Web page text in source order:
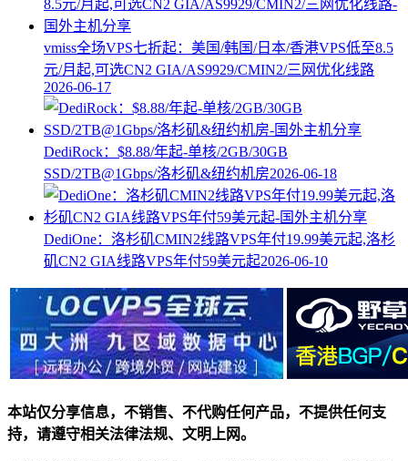
vmiss全场VPS七折起：美国/韩国/日本/香港VPS低至8.5
元/月起,可选CN2 GIA/AS9929/CMIN2/三网优化线路
2026-06-17
DediRock：$8.88/年起-单核/2GB/30GB
SSD/2TB@1Gbps/洛杉矶&纽约机房2026-06-18
DediOne：洛杉矶CMIN2线路VPS年付19.99美元起,洛杉
矶CN2 GIA线路VPS年付59美元起2026-06-10
本站仅分享信息，不销售、不代购任何产品，不提供任何支
持，请遵守相关法律法规、文明上网。